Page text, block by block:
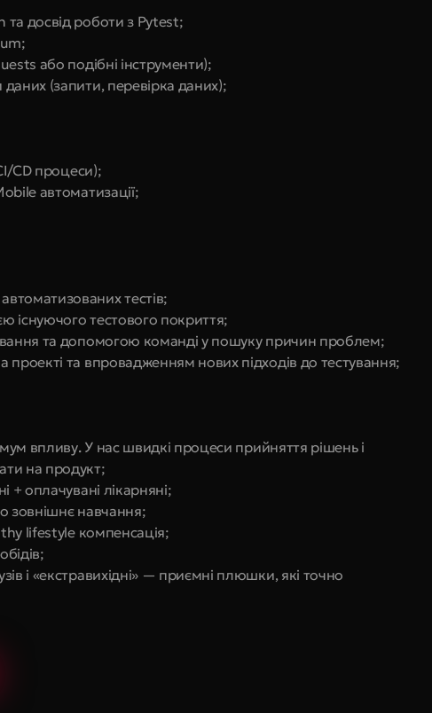
досвід роботи з Pytest;
або подібні інструменти);
(запити, перевірка даних);
CD процеси);
автоматизації;
тестів;
існуючого тестового покриття;
та допомогою команді у пошуку причин проблем;
проекті та впровадженням нових підходів до тестування;
впливу. У нас швидкі процеси прийняття рішень і
на продукт;
+ оплачувані лікарняні;
зовнішнє навчання;
lifestyle компенсація;
і «екстравихідні» — приємні плюшки, які точно